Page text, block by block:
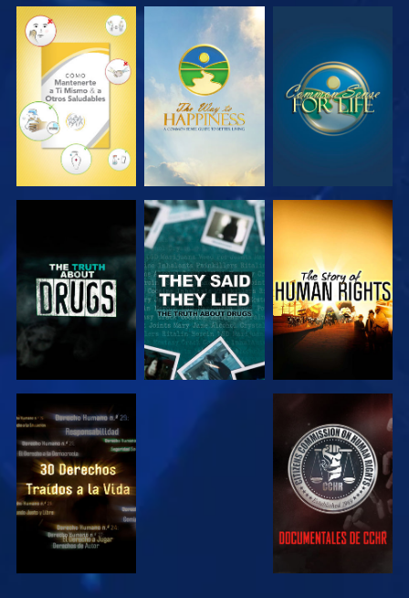
VE VE VE
VE VE
VE VE